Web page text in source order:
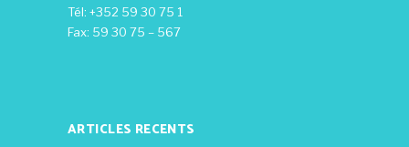
Tél: +352 59 30 75 1
Fax: 59 30 75 – 567
ARTICLES RECENTS